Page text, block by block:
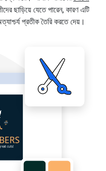
ছাড়িয়ে যেতে পারেন, কারণ এটি
প্রতীক তৈরি করতে দেয়।